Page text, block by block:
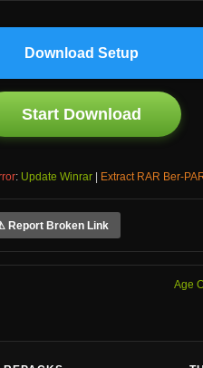
Download Setup
Start Download
: Update Winrar Extract RAR Ber-
Report Broken Link
Age